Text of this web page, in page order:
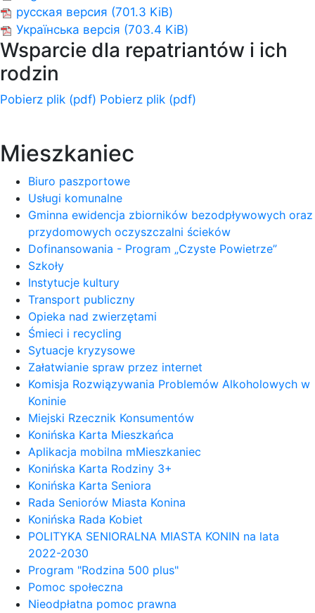
русская версия (701.3 KiB)
Українська версія (703.4 KiB)
Wsparcie dla repatriantów i ich
rodzin
Pobierz plik (pdf) Pobierz plik (pdf)
Mieszkaniec
Biuro paszportowe
Usługi komunalne
Gminna ewidencja zbiorników bezodpływowych oraz
przydomowych oczyszczalni ścieków
Dofinansowania - Program „Czyste Powietrze”
Szkoły
Instytucje kultury
Transport publiczny
Opieka nad zwierzętami
Śmieci i recycling
Sytuacje kryzysowe
Załatwianie spraw przez internet
Komisja Rozwiązywania Problemów Alkoholowych w
Koninie
Miejski Rzecznik Konsumentów
Konińska Karta Mieszkańca
Aplikacja mobilna mMieszkaniec
Konińska Karta Rodziny 3+
Konińska Karta Seniora
Rada Seniorów Miasta Konina
Konińska Rada Kobiet
POLITYKA SENIORALNA MIASTA KONIN na lata
2022-2030
Program "Rodzina 500 plus"
Pomoc społeczna
Nieodpłatna pomoc prawna